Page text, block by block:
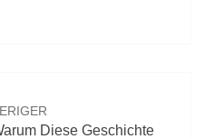
Diese Geschichte